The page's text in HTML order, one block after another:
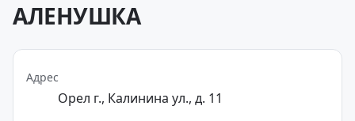
АЛЕНУШКА
Адрес
Орел г., Калинина ул., д. 11